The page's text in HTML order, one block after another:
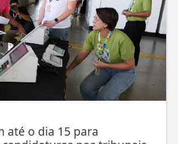
até o dia 15 para